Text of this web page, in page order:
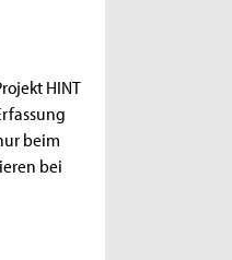
HINT
beim
bei